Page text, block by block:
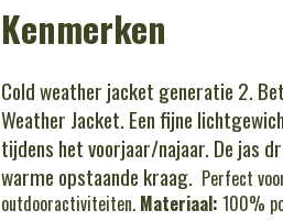
Kenmerken
Cold weather jacket generatie 2.
Weather Jacket. Een fijne
tijdens het voorjaar/najaar. De jas
warme opstaande kraag. Perfect
outdooractiviteiten. Materiaal: 100%